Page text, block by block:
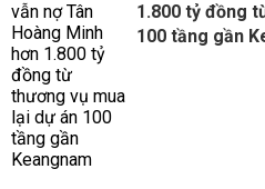
1.800 tỷ đồng
100 tầng gần